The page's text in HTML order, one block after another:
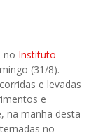
no Instituto
(31/8).
e levadas
e
na manhã desta
no